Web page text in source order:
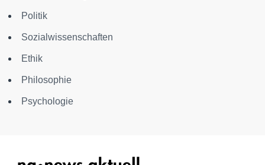
Politik
Sozialwissenschaften
Ethik
Philosophie
Psychologie